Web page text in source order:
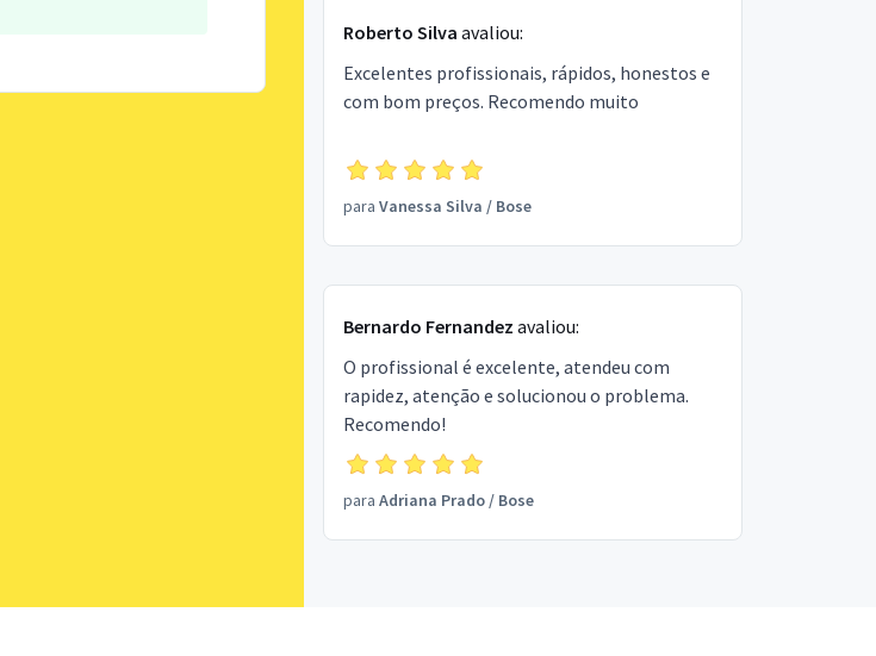
Roberto Silva avaliou:
Excelentes profissionais, rápidos, honestos e
com bom preços. Recomendo muito
para Vanessa Silva / Bose
Bernardo Fernandez avaliou:
O profissional é excelente, atendeu com
rapidez, atenção e solucionou o problema.
Recomendo!
para Adriana Prado/ Bose